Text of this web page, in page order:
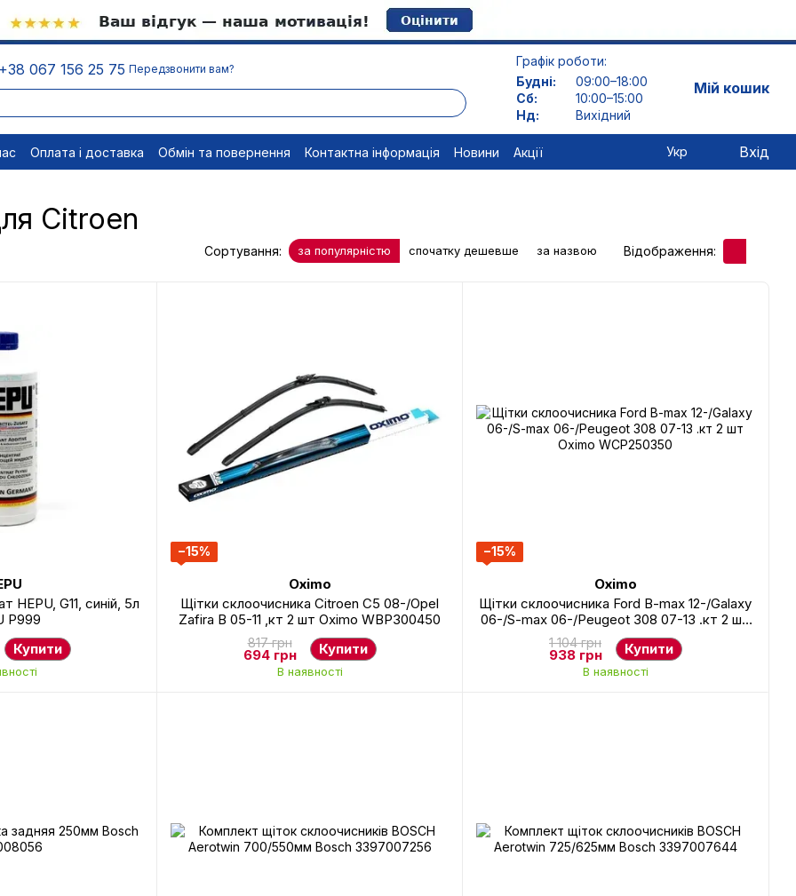
067 156 25 75 Передзвонити вам?
Графік роботи:
Будні:
09:00–18:00
Сб:
10:00–15:00
Нд:
Вихідний
Мій кошик
Оплата і доставка Обмін та повернення Контактна інформація Новини
Акції
Відписатися
Укр Вхід
Citroen
Сортування: за популярністю спочатку дешевше за назвою Відображення:
HEPU, G11, синій, 5л
P999
Купити
−15%
Oximo
Щітки склоочисника Citroen C5 08-/Opel
Zafira B 05-11 ,кт 2 шт Oximo WBP300450
817 грн
694 грн Купити
В наявності
−15%
Oximo
Щітки склоочисника Ford B-max 12-/Galaxy
06-/S-max 06-/Peugeot 308 07-13 .кт 2 шт
Oximo WCP250350
1 104 грн
938 грн Купити
В наявності